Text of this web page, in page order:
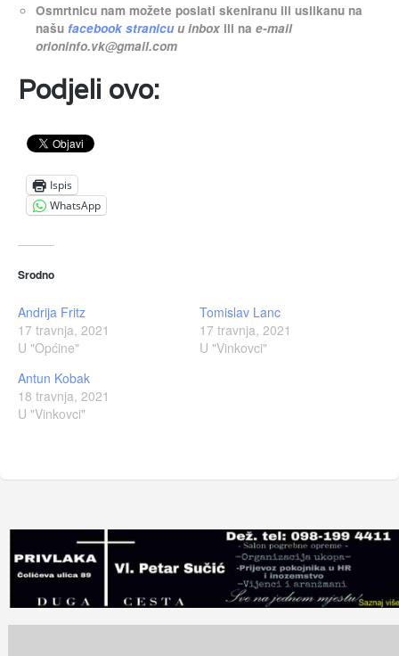
Osmrtnicu nam možete poslati skeniranu ili uslikanu na
našu facebook stranicuu inbox ili nae-mail
orioninfo.vk@gmail.com
Podjeli ovo:
Ispis
WhatsApp
Srodno
Andrija Fritz
17 travnja, 2021
U "Općine"
Tomislav Lanc
17 travnja, 2021
U "Vinkovci"
Antun Kobak
18 travnja, 2021
U "Vinkovci"